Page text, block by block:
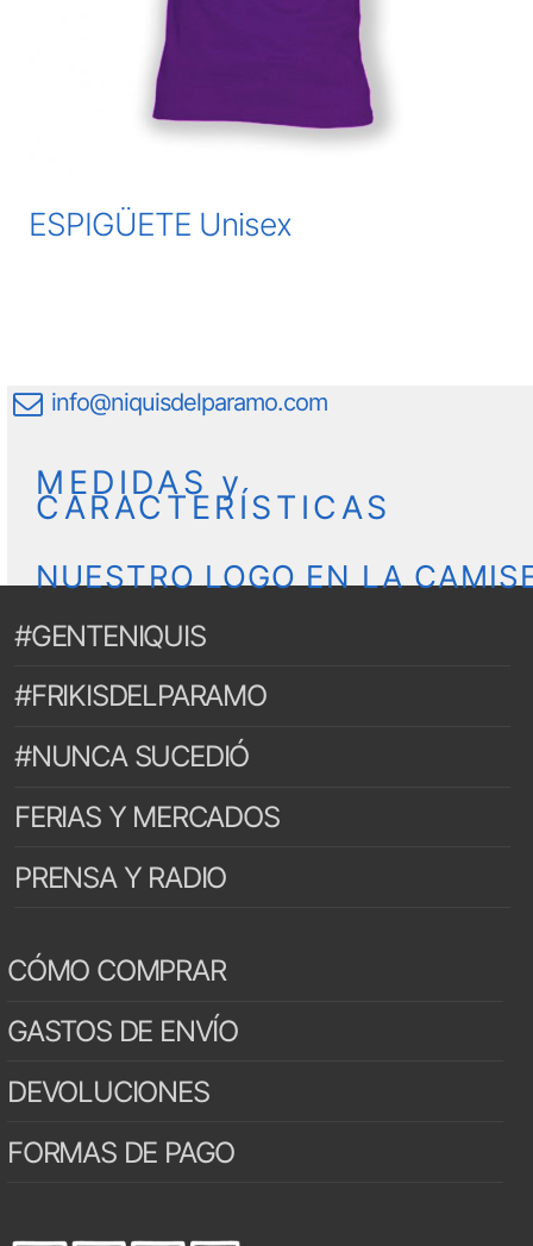
ESPIGÜETE Unisex
info@niquisdelparamo.com
MEDIDAS y
CARACTERÍSTICAS
NUESTRO LOGO EN LA
#GENTENIQUIS
#FRIKISDELPARAMO
#NUNCA SUCEDIÓ
FERIAS Y MERCADOS
PRENSA Y RADIO
CÓMO COMPRAR
GASTOS DE ENVÍO
DEVOLUCIONES
FORMAS DE PAGO